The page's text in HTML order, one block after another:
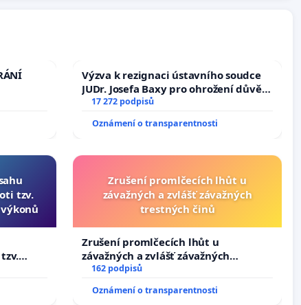
Výzva k rezignaci ústavního soudce
JUDr. Josefa Baxy pro ohrožení důvěry
ve spravedlivý proces
17 272 podpisů
Oznámení o transparentnosti
tzv.
Zrušení promlčecích lhůt u
závažných a zvlášť závažných
trestných činů
Zrušení promlčecích lhůt u
závažných a zvlášť závažných
trestných činů
162 podpisů
Oznámení o transparentnosti